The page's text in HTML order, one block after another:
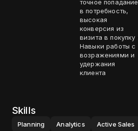
точное попадание
в потребность,
высокая
конверсия из
визита в покупку •
Навыки работы с
возражениями и
удержания
клиента
Skills
Planning Analytics Active Sales